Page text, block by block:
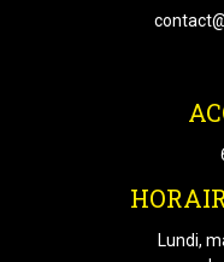
Lundi,